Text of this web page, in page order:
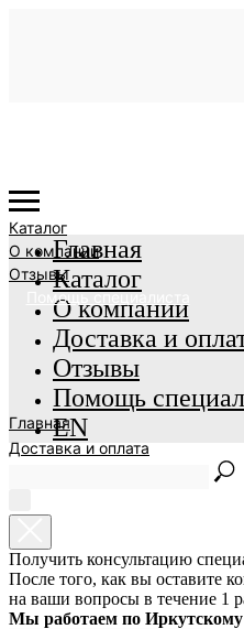
Каталог
О компании
Отзывы
Помощь специалиста
Главная
Доставка и оплата
Главная
Каталог
О компании
Доставка и
Отзывы
Помощь
EN
Получить консультацию
После того, как вы оставите
на ваши вопросы в течение 1
Мы работаем по